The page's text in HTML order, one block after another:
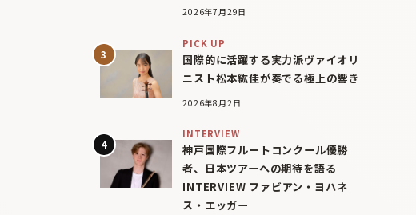
2026年7月29日
PICK UP
国際的に活躍する実力派ヴァイオリ
ニスト松本紘佳が奏でる極上の響き
2026年8月2日
INTERVIEW
神戸国際フルートコンクール優勝
者、日本ツアーへの期待を語る
INTERVIEW ファビアン・ヨハネ
ス・エッガー